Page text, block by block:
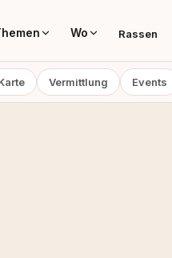
Wo Rassen
Vermittlung Events